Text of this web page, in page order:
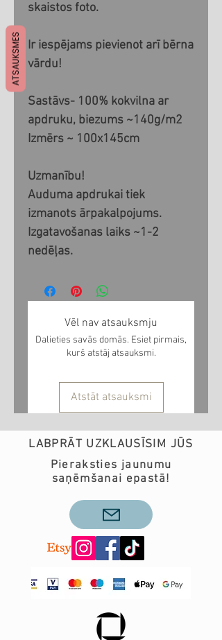
skaistos foto.
Ir iespējams pievienot arī bērna
vārdu!
Sastāvs- 100% kokvilna ar
apdruku, biezums ~140g/m2
Izmērs ~ 100x145cm
Uzmanību!
Auduma apdrukai tiek
izmanots ārpakalpojums.
Izgatavošanas laiks ~1-2
nedēļas.
Vēl nav atsauksmju
Dalieties savās domās. Esiet pirmais,
kurš atstāj atsauksmi.
Atstāt atsauksmi
LABPRĀT UZKLAUSĪSIM JŪS
Pieraksties jaunumu
saņēmšanai epastā!
ATSAUKSMES